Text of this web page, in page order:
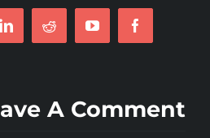
Facebook
Twitter
Reddit
A Comment